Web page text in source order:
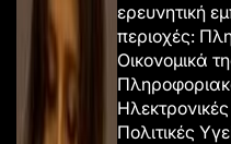
ερευνητική
περιοχές:
Οικονομικά
Πολιτικές